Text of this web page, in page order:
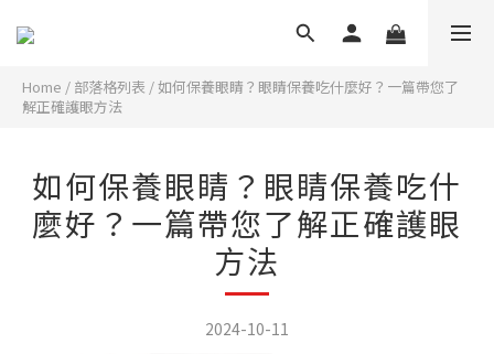
Home / 部落格列表 /如何保養眼睛？眼睛保養吃什麼好？一篇帶您了
解正確護眼方法
如何保養眼睛？眼睛保養吃什
麼好？一篇帶您了解正確護眼
方法
2024-10-11